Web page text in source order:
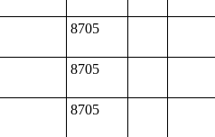
8705
8705
8705